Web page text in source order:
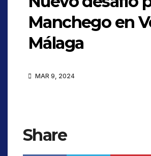
Manchego en
Málaga
MAR 9, 2024
Share